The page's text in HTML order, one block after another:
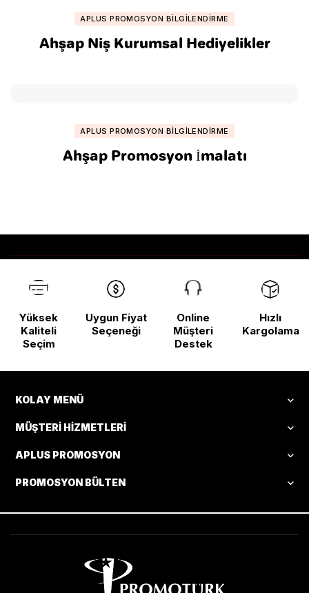
APLUS PROMOSYON BILGILENDIRME
Ahşap Niş Kurumsal Hediyelikler
APLUS PROMOSYON BILGILENDIRME
Ahşap Promosyon İmalatı
Yüksek
Kaliteli
Seçim
Uygun Fiyat
Seçeneği
Online
Müşteri
Destek
Hızlı
Kargolama
KOLAY MENÜ
MÜŞTERI HIZMETLERI
APLUS PROMOSYON
PROMOSYON BÜLTEN